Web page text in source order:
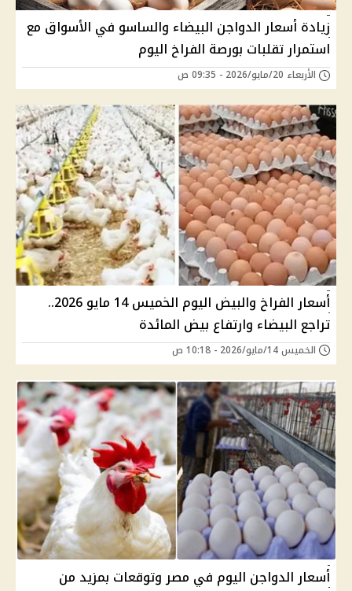
زيادة أسعار الدواجن البيضاء والساسو في الأسواق مع
استمرار تقلبات بورصة الفراخ اليوم
الأربعاء 20/مايو/2026 - 09:35 ص
أسعار الفراخ والبيض اليوم الخميس 14 مايو 2026..
تراجع البيضاء وارتفاع بيض المائدة
الخميس 14/مايو/2026 - 10:18 ص
أسعار الدواجن اليوم في مصر وتوقعات بمزيد من